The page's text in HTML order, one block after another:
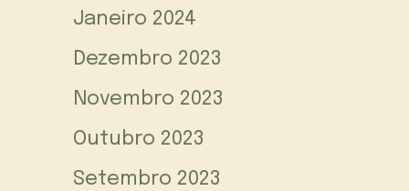
Janeiro 2024
Dezembro 2023
Novembro 2023
Outubro 2023
Setembro 2023